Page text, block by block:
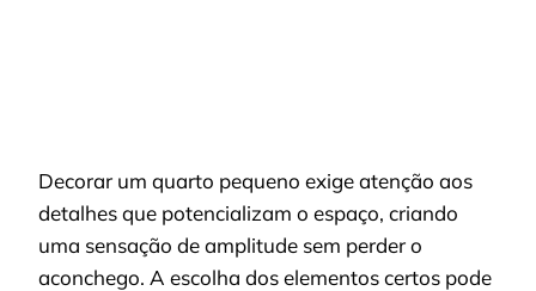
Decorar um quarto pequeno exige atenção aos
detalhes que potencializam o espaço, criando
uma sensação de amplitude sem perder o
aconchego. A escolha dos elementos certos pode